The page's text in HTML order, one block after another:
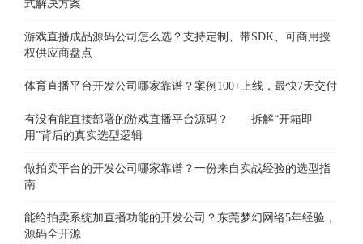
式解决方案
游戏直播成品源码公司怎么选？支持定制、带SDK、可商用授
权供应商盘点
体育直播平台开发公司哪家靠谱？案例100+上线，最快7天交付
有没有能直接部署的游戏直播平台源码？——拆解“开箱即
用”背后的真实选型逻辑
做拍卖平台的开发公司哪家靠谱？一份来自实战经验的选型指
南
能给拍卖系统加直播功能的开发公司？东莞梦幻网络5年经验，
源码全开源